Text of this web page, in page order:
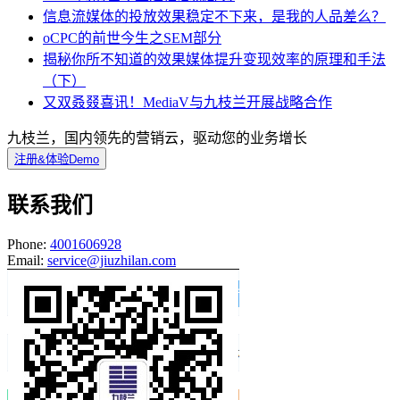
信息流媒体的投放效果稳定不下来，是我的人品差么？
oCPC的前世今生之SEM部分
揭秘你所不知道的效果媒体提升变现效率的原理和手法
（下）
又双叒叕喜讯！MediaV与九枝兰开展战略合作
九枝兰，国内领先的营销云，驱动您的业务增长
注册&体验Demo
联系我们
Phone: 4001606928
Email: service@jiuzhilan.com